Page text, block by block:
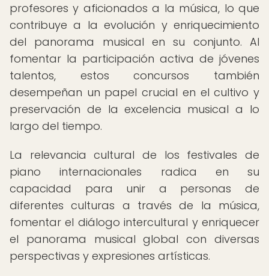
profesores y aficionados a la música, lo que
contribuye a la evolución y enriquecimiento
del panorama musical en su conjunto. Al
fomentar la participación activa de jóvenes
talentos, estos concursos también
desempeñan un papel crucial en el cultivo y
preservación de la excelencia musical a lo
largo del tiempo.
La relevancia cultural de los festivales de
piano internacionales radica en su
capacidad para unir a personas de
diferentes culturas a través de la música,
fomentar el diálogo intercultural y enriquecer
el panorama musical global con diversas
perspectivas y expresiones artísticas.